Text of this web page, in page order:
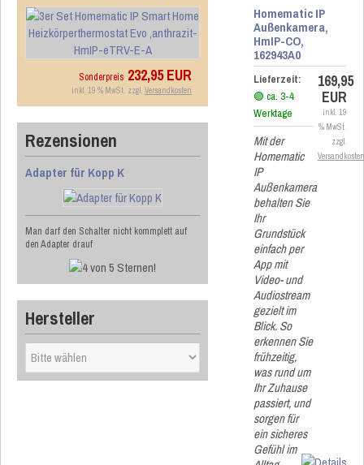
Sonderpreis 232,95 EUR
inkl. 19 % MwSt. zzgl. Versandkosten
Rezensionen
Adapter für Kopp K
Man darf den Schalter nicht kommplett auf
den Adapter drauf
Hersteller
Homematic IP
Außenkamera,
HmIP-CO,
162943A0
Lieferzeit:
🟢 ca. 3-4
Werktage
Mit der
Homematic
IP
Außenkamera
behalten Sie
Ihr
Grundstück
einfach per
App mit
Video- und
Audiostream
gezielt im
Blick. So
erkennen Sie
frühzeitig,
was rund um
Ihr Zuhause
passiert, und
sorgen für
ein sicheres
Gefühl im
169,95
EUR
inkl. 19
% MwSt.
zzgl.
Versandkosten